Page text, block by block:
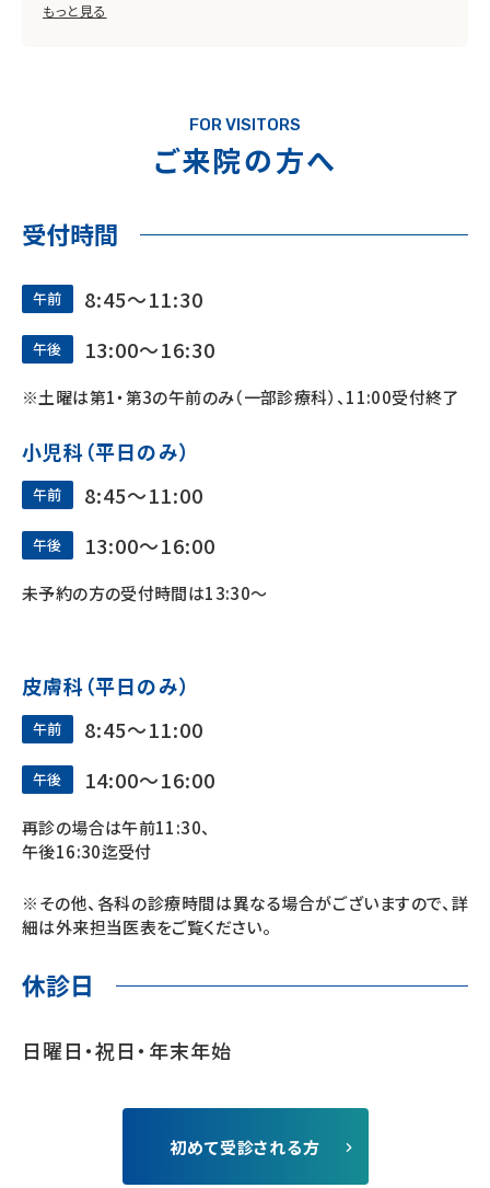
もっと見る
FOR VISITORS
ご来院の⽅へ
受付時間
午前 8:45〜11:30
午後 13:00〜16:30
※土曜は第1・第3の午前のみ（一部診療科）、11:00受付終了
小児科（平日のみ）
午前 8:45〜11:00
午後 13:00〜16:00
未予約の方の受付時間は13:30～
皮膚科（平日のみ）
午前 8:45〜11:00
午後 14:00〜16:00
再診の場合は午前11:30、
午後16:30迄受付
※その他、各科の診療時間は異なる場合がございますので、詳
細は外来担当医表をご覧ください。
休診⽇
⽇曜⽇‧祝⽇‧年末年始
初めて受診される⽅